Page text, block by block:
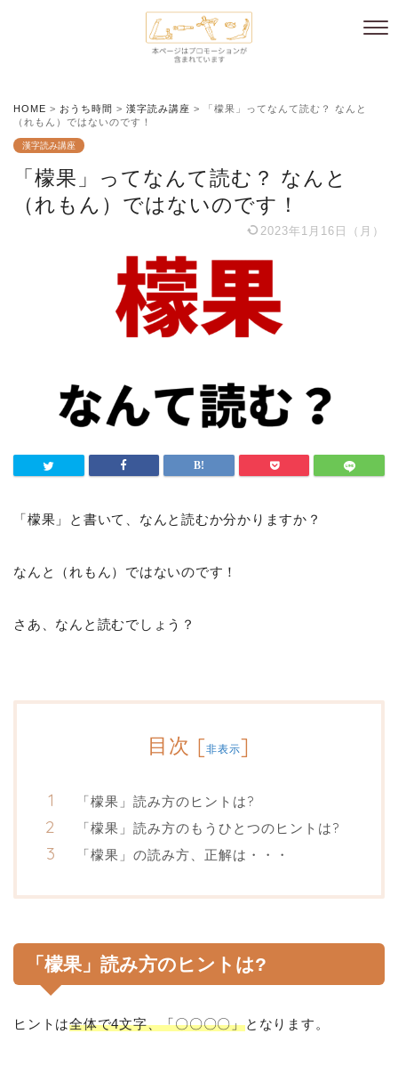
HOME > おうち時間 > 漢字読み講座 >
「檬果」ってなんて読む？ なんと
（れもん）ではないのです！
漢字読み講座
「檬果」ってなんて読む？ なんと
（れもん）ではないのです！
2023年1月16日（月）
「檬果」と書いて、なんと読むか分かりますか？
なんと（れもん）ではないのです！
さあ、なんと読むでしょう？
目次 [非表示]
「檬果」読み方のヒントは?
「檬果」読み方のもうひとつのヒントは?
「檬果」の読み方、正解は・・・
「檬果」読み方のヒントは?
ヒントは全体で4文字、「〇〇〇〇」となります。